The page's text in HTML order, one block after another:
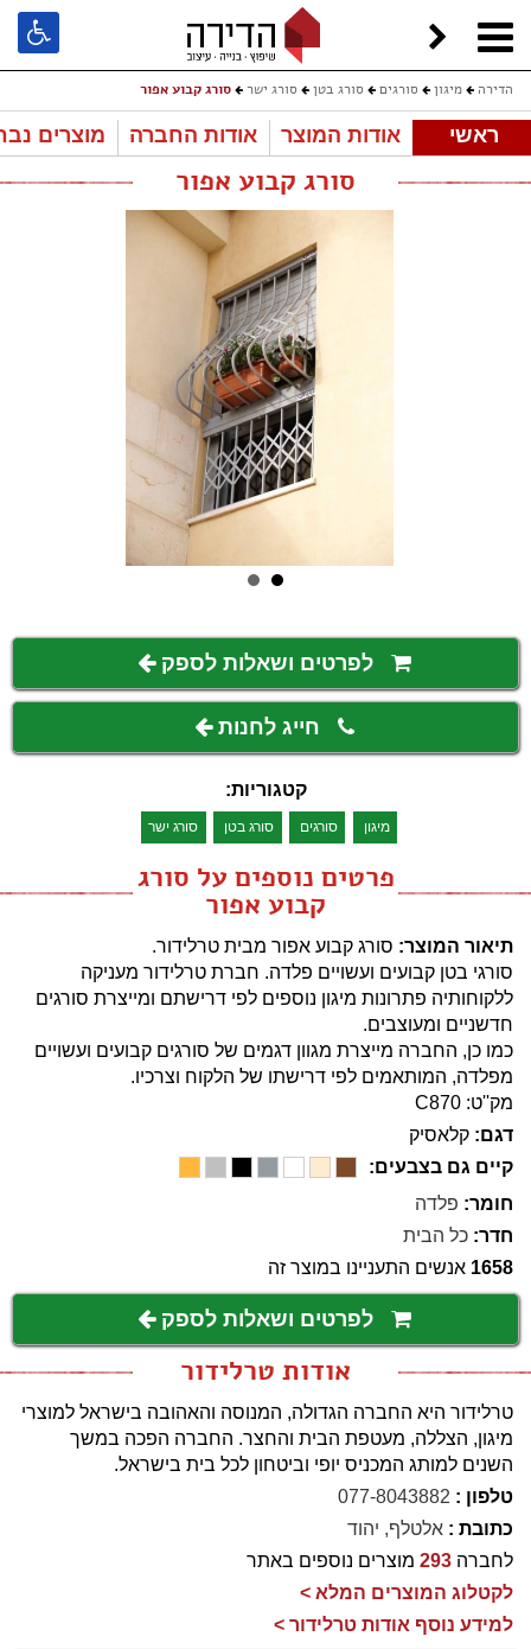
הדירה מיגון סורגים סורג בטן סורג ישר סורג קבוע אפור
ראשי אודות המוצר אודות החברה מוצרים
סורג קבוע אפור
לפרטים ושאלות לספק
חייג לחנות
קטגוריות:
מיגון סורגים סורג בטן סורג ישר
פרטים נוספים על סורג
קבוע אפור
תיאור המוצר: סורג קבוע אפור מבית טרלידור.
סורגי בטן קבועים ועשויים פלדה. חברת טרלידור מעניקה
ללקוחותיה פתרונות מיגון נוספים לפי דרישתם ומייצרת סורגים
חדשניים ומעוצבים.
כמו כן, החברה מייצרת מגוון דגמים של סורגים קבועים ועשויים
מפלדה, המותאמים לפי דרישתו של הלקוח וצרכיו.
מק''ט: C870
דגם: קלאסיק
קיים גם בצבעים:
חומר: פלדה
חדר: כל הבית
1658 אנשים התעניינו במוצר זה
לפרטים ושאלות לספק
אודות טרלידור
טרלידור היא החברה הגדולה, המנוסה והאהובה בישראל למוצרי
מיגון, הצללה, מעטפת הבית והחצר. החברה הפכה במשך
השנים למותג המכניס יופי וביטחון לכל בית בישראל.
טלפון : 077-8043882
כתובת : אלטלף, יהוד
לחברה 293 מוצרים נוספים באתר
לקטלוג המוצרים המלא >
למידע נוסף אודות טרלידור >